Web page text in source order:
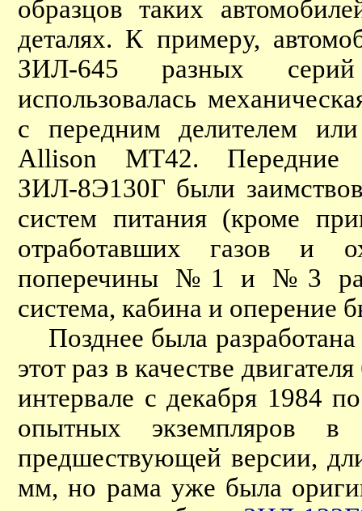
образцов таких
деталях. К примеру,
ЗИЛ-645 разных
использовалась
с передним делителем или
Allison MT42. Передние
ЗИЛ-8Э130Г были
систем питания (кроме
отработавших газов и
поперечины №1 и №3
система, кабина и оперение
Позднее была
этот раз в качестве
интервале с декабря 1984
опытных экземпляров
предшествующей версии,
мм, но рама уже была